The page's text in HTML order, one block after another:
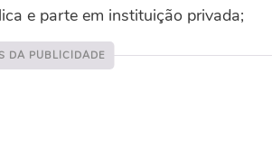
e parte em instituição privada;